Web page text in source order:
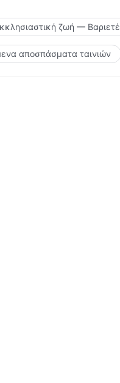
ζωή — Βαριετέ
αποσπάσματα ταινιών